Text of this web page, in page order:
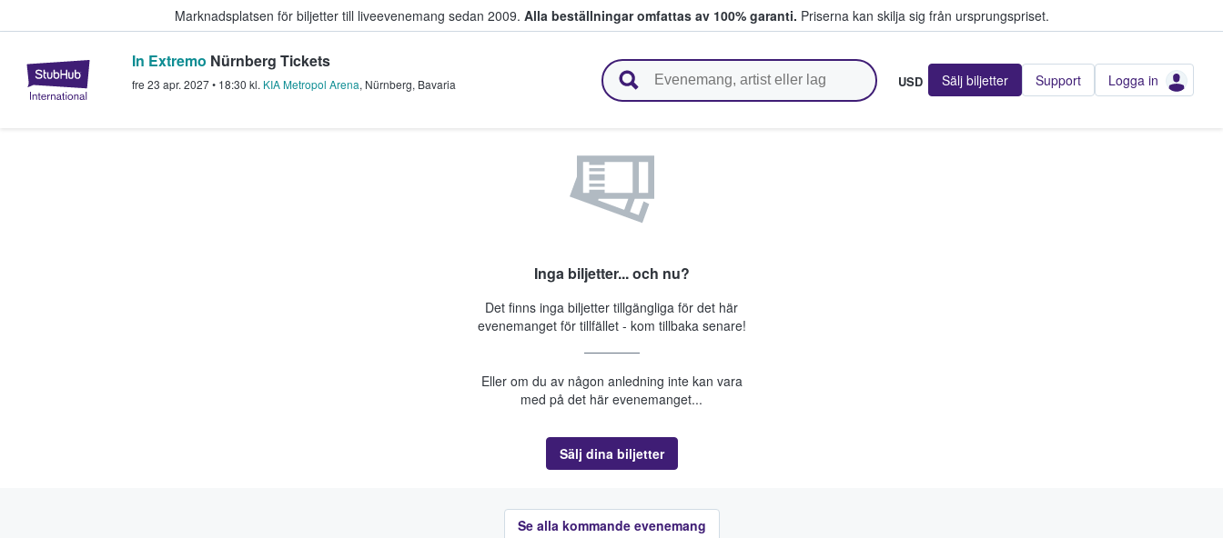
Marknadsplatsen för biljetter till liveevenemang sedan 2009. Alla beställningar omfattas av 100% garanti. Priserna kan skilja sig från ursprungspriset.
StubHub – där fans köper och säljer biljetter.
In Extremo Nürnberg Tickets
fre 23 apr. 2027• 18:30 kl. KIA Metropol Arena, Nürnberg, Bavaria USD Sälj biljetter Support Logga in
Inga biljetter... och nu?
Det finns inga biljetter tillgängliga för det här
evenemanget för tillfället - kom tillbaka senare!
Eller om du av någon anledning inte kan vara
med på det här evenemanget...
Sälj dina biljetter
Se alla kommande evenemang